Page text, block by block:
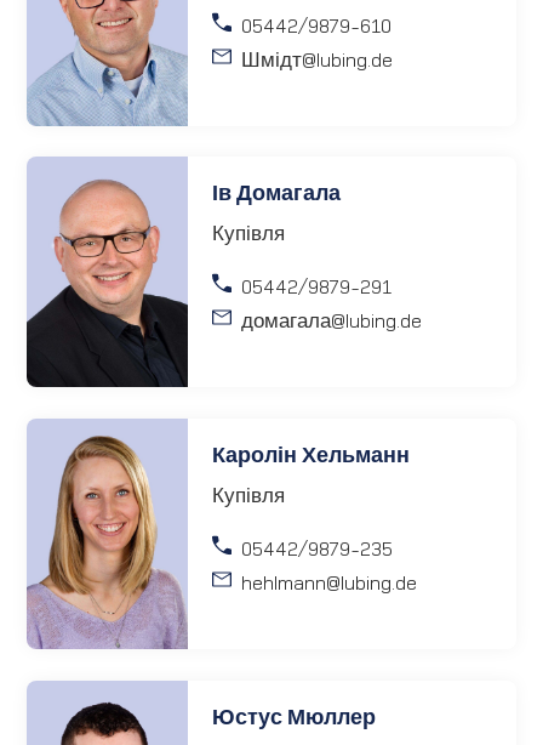
05442/9879-610
Шмідт@lubing.de
Ів Домагала
Купівля
05442/9879-291
домагала@lubing.de
Каролін Хельманн
Купівля
05442/9879-235
hehlmann@lubing.de
Юстус Мюллер